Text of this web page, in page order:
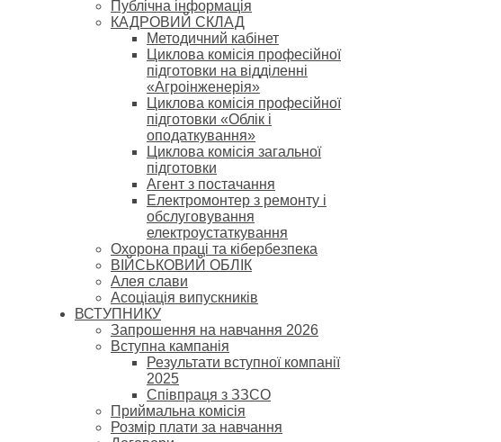
Публічна інформація
КАДРОВИЙ СКЛАД
Методичний кабінет
Циклова комісія професійної
підготовки на відділенні
«Агроінженерія»
Циклова комісія професійної
підготовки «Облік і
оподаткування»
Циклова комісія загальної
підготовки
Агент з постачання
Електромонтер з ремонту і
обслуговування
електроустаткування
Охорона праці та кібербезпека
ВІЙСЬКОВИЙ ОБЛІК
Алея слави
Асоціація випускників
ВСТУПНИКУ
Запрошення на навчання 2026
Вступна кампанія
Результати вступної компанії
2025
Співпраця з ЗЗСО
Приймальна комісія
Розмір плати за навчання